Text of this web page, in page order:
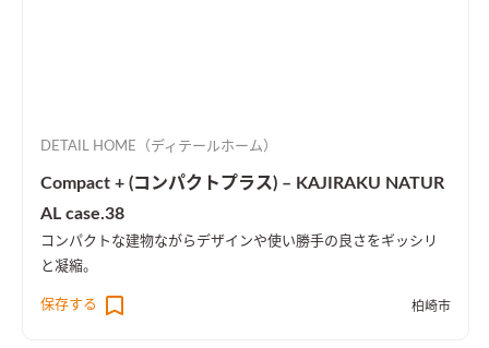
DETAIL HOME（ディテールホーム）
Compact + (コンパクトプラス) – KAJIRAKU NATUR
AL case.38
コンパクトな建物ながらデザインや使い勝手の良さをギッシリ
と凝縮。
保存する 柏崎市